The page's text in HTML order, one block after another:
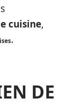
cuisine,
.
DE